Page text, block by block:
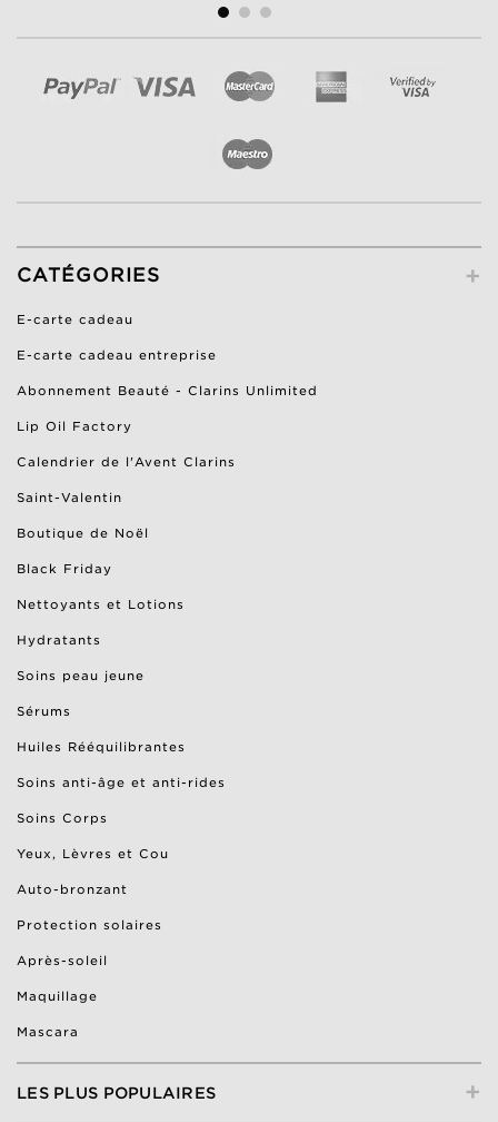
+
CATÉGORIES
E-carte cadeau
E-carte cadeau entreprise
Abonnement Beauté - Clarins Unlimited
Lip Oil Factory
Calendrier de l'Avent Clarins
Saint-Valentin
Boutique de Noël
Black Friday
Nettoyants et Lotions
Hydratants
Soins peau jeune
Sérums
Huiles Rééquilibrantes
Soins anti-âge et anti-rides
Soins Corps
Yeux, Lèvres et Cou
Auto-bronzant
Protection solaires
Après-soleil
Maquillage
Mascara
+
LES PLUS POPULAIRES